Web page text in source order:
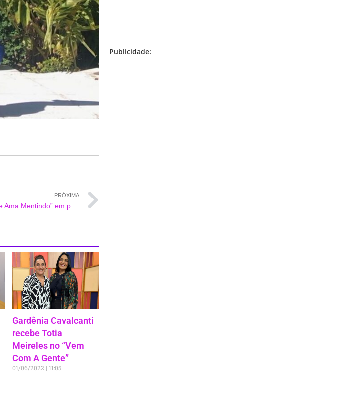
PRÓXIMA
Gardênia Cavalcanti
recebe Totia
Meireles no “Vem
Com A Gente”
01/06/2022 11:05
Publicidade: